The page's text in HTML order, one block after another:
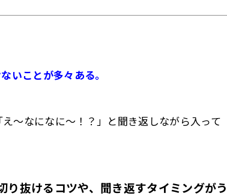
いことが多々ある。
え～なになに～！？」と聞き返しながら入って
り抜けるコツや、 聞き返すタイミングがう